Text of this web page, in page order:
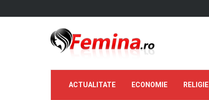
ACTUALITATE ECONOMIE RELIGIE